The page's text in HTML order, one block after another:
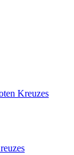
Kreuzes